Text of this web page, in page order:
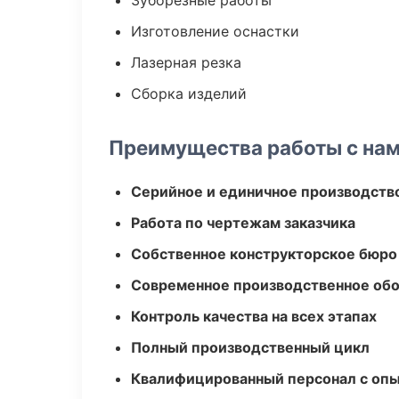
Изготовление оснастки
Лазерная резка
Сборка изделий
Преимущества работы с
Серийное и единичное
Работа по чертежам заказчика
Собственное конструкторское бюро
Современное производственное
Контроль качества на всех этапах
Полный производственный цикл
Квалифицированный персонал с